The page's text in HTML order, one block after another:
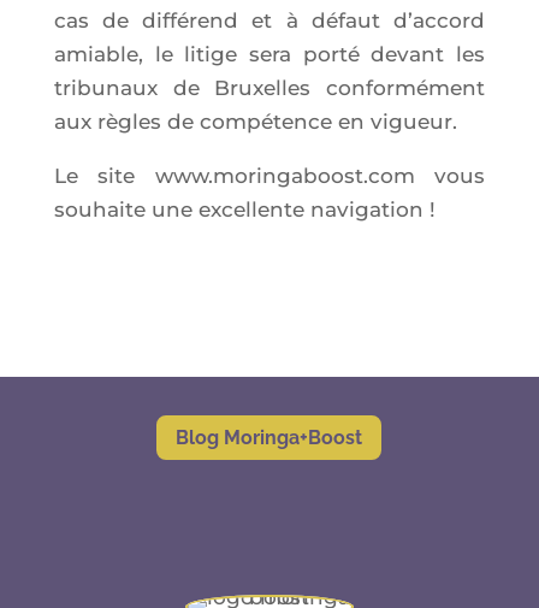
cas de dif­fé­rend et à défaut d’ac­cord
amiable, le litige sera por­té devant les
tri­bu­naux de Bruxelles confor­mé­ment
aux règles de com­pé­tence en vigueur.
Le site www.moringaboost.com vous
sou­haite une excel­lente navigation !
Blog Moringa+Boost